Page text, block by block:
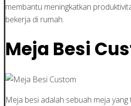
membantu meningkatkan
bekerja di rumah.
Meja Besi
Meja besi adalah sebuah meja